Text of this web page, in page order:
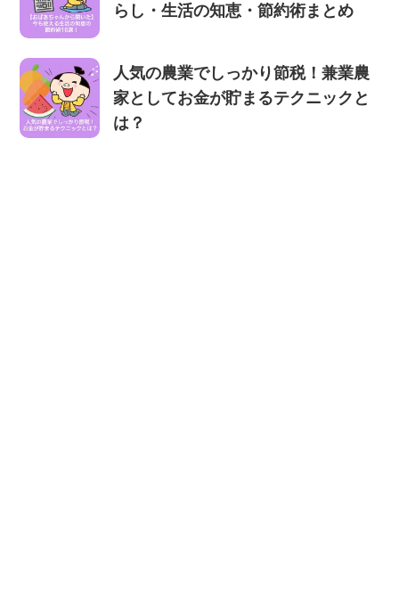
らし・生活の知恵・節約術まとめ
人気の農業でしっかり節税！兼業農
家としてお金が貯まるテクニックと
は？